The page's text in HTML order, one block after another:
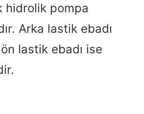
hidrolik pompa
Arka lastik ebadı
lastik ebadı ise